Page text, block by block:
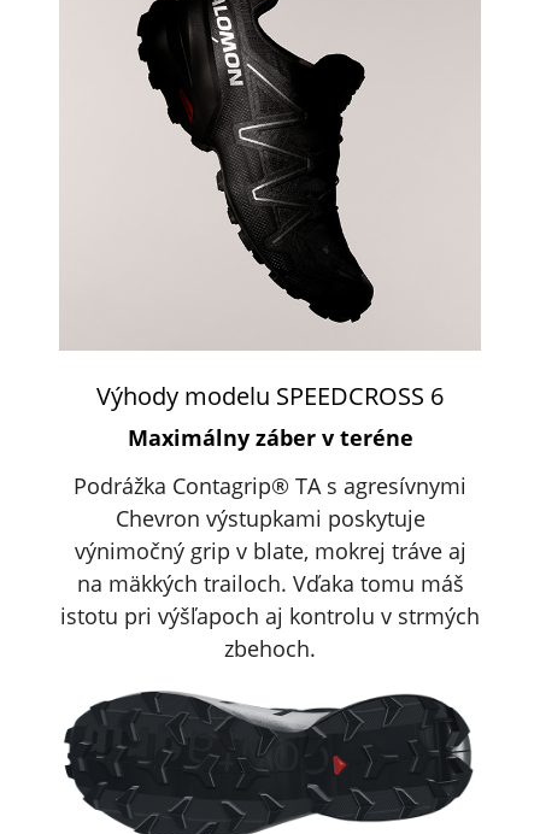
Výhody modelu SPEEDCROSS 6
Maximálny záber v teréne
Podrážka Contagrip® TA s agresívnymi
Chevron výstupkami poskytuje
výnimočný grip v blate, mokrej tráve aj
na mäkkých trailoch. Vďaka tomu máš
istotu pri výšľapoch aj kontrolu v strmých
zbehoch.